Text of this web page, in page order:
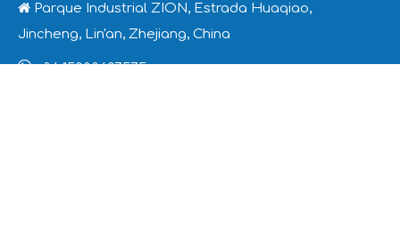
 Parque Industrial ZION, Estrada Huaqiao,
Jincheng, Lin'an, Zhejiang, China
+86 15088607575